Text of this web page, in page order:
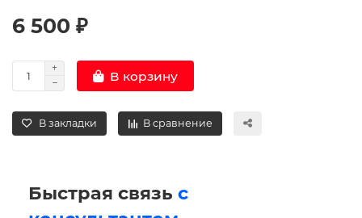
6 500 ₽
В корзину
В закладки В сравнение
Быстрая связь с